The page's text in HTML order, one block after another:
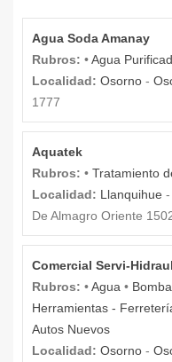
Agua Soda Amanay
Rubros: •Agua
Localidad: Osorno -
1777
Aquatek
Rubros: • Tratamiento
Localidad: Llanquihue -
De Almagro Oriente
Comercial Servi-
Rubros: •Agua •
Herramientas -
Autos Nuevos
Localidad: Osorno -